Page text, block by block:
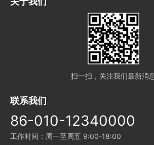
扫一扫，关注我们最新消
联系我们
86-010-12340000
工作时间：周一至周五 9:00-18:00